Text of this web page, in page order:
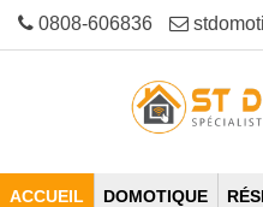
0808-606836
ACCUEIL DOMOTIQUE